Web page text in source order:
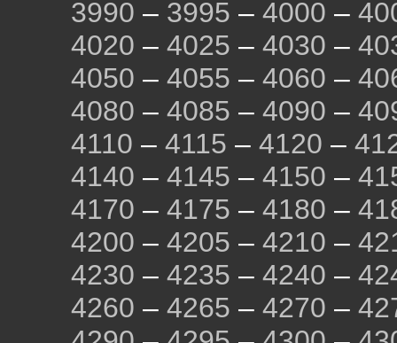
3990 – 3995 – 4000 –
4020 – 4025 – 4030 –
4050 – 4055 – 4060 –
4080 – 4085 – 4090 –
4110 – 4115 – 4120 –
4140 – 4145 – 4150 –
4170 – 4175 – 4180 –
4200 – 4205 – 4210 –
4230 – 4235 – 4240 –
4260 – 4265 – 4270 –